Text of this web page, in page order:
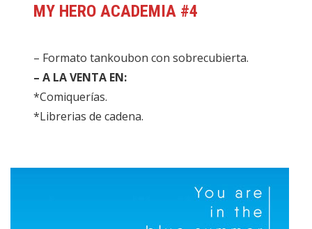
MY HERO ACADEMIA #4
– Formato tankoubon con sobrecubierta.
– A LA VENTA EN:
*Comiquerías.
*Librerias de cadena.